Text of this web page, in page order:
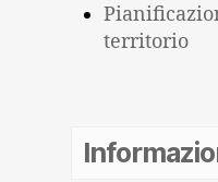
territorio